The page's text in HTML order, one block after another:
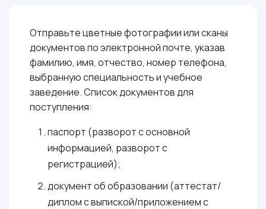
Отправьте цветные фотографии или сканы
документов по электронной почте, указав
фамилию, имя, отчество, номер телефона,
выбранную специальность и учебное
заведение. Список документов для
поступления:
паспорт (разворот с основной
информацией, разворот с
регистрацией);
документ об образовании (аттестат/
диплом с выпиской/приложением с